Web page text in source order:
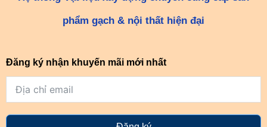
phẩm gạch & nội thất hiện đại
Đăng ký nhận khuyến mãi mới nhất